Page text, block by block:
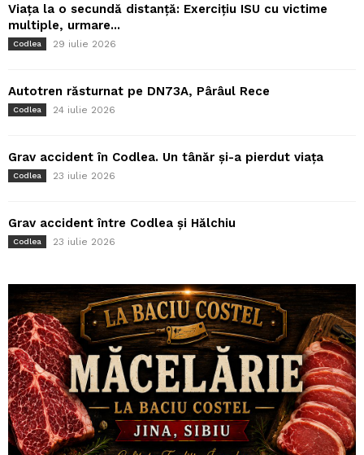
Viața la o secundă distanță: Exercițiu ISU cu victime
multiple, urmare...
Codlea 29 iulie 2026
Autotren răsturnat pe DN73A, Pârâul Rece
Codlea 24 iulie 2026
Grav accident în Codlea. Un tânăr și-a pierdut viața
Codlea 23 iulie 2026
Grav accident între Codlea și Hălchiu
Codlea 23 iulie 2026